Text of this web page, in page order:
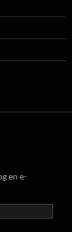
en e-